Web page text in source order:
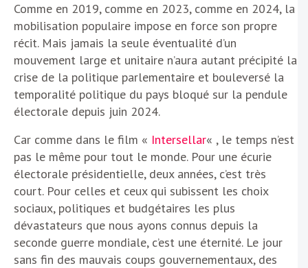
Comme en 2019, comme en 2023, comme en 2024, la
mobilisation populaire impose en force son propre
récit. Mais jamais la seule éventualité d’un
mouvement large et unitaire n’aura autant précipité la
crise de la politique parlementaire et bouleversé la
temporalité politique du pays bloqué sur la pendule
électorale depuis juin 2024.
Car comme dans le film « Intersellar« , le temps n’est
pas le même pour tout le monde. Pour une écurie
électorale présidentielle, deux années, c’est très
court. Pour celles et ceux qui subissent les choix
sociaux, politiques et budgétaires les plus
dévastateurs que nous ayons connus depuis la
seconde guerre mondiale, c’est une éternité. Le jour
sans fin des mauvais coups gouvernementaux, des